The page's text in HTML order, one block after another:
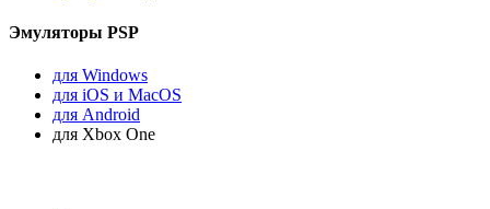
Эмуляторы PSP
для Windows
для iOS и MacOS
для Android
для Xbox One